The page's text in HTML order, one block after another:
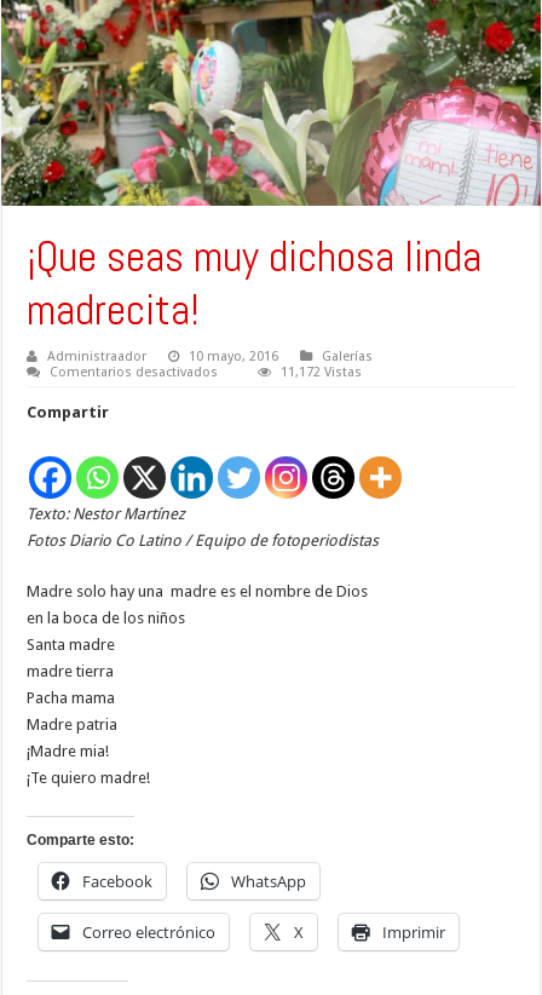
¡Que seas muy dichosa linda
madrecita!
Administraador 10 mayo, 2016
Galerías
Comentarios desactivados
madrecita!
11,172 Vistas
Compartir
Texto: Nestor Martínez
Fotos Diario Co Latino / Equipo de fotoperiodistas
Madre solo hay una madre es el nombre de Dios
en la boca de los niños
Santa madre
madre tierra
Pacha mama
Madre patria
¡Madre mia!
¡Te quiero madre!
Comparte esto:
Facebook WhatsApp
Correo electrónico X Imprimir